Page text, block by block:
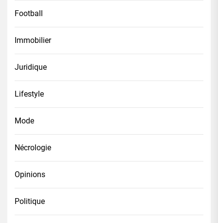
Football
Immobilier
Juridique
Lifestyle
Mode
Nécrologie
Opinions
Politique